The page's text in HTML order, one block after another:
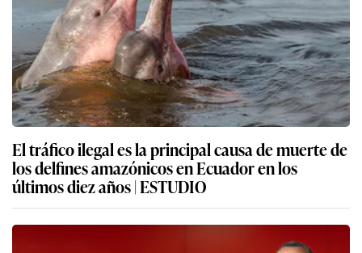
El tráfico ilegal es la principal causa de muerte de
los delfines amazónicos en Ecuador en los
últimos diez años | ESTUDIO